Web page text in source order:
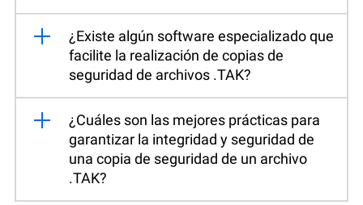
¿Existe algún software especializado que
facilite la realización de copias de
seguridad de archivos .TAK?
¿Cuáles son las mejores prácticas para
garantizar la integridad y seguridad de
una copia de seguridad de un archivo
.TAK?